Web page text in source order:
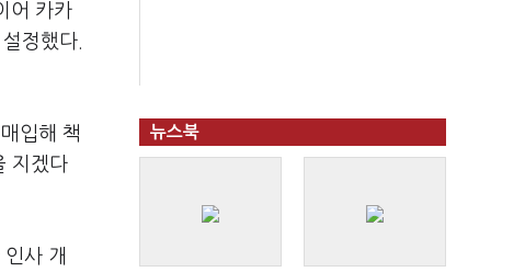
어 카카
정했다.
입해 책
지겠다
사 개
뉴스북